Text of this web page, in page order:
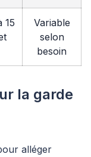
15
Variable
selon
besoin
la garde
alléger